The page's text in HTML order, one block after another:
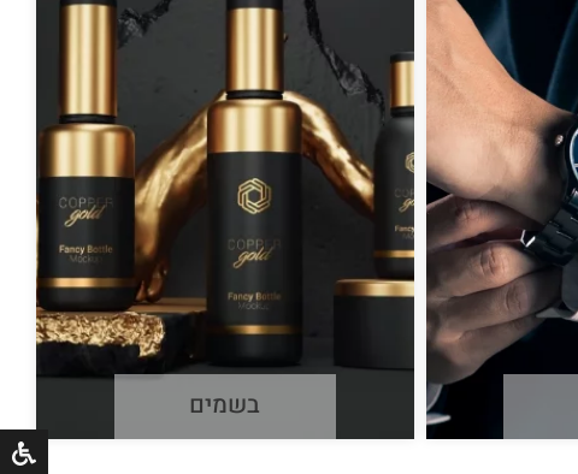
בשמים